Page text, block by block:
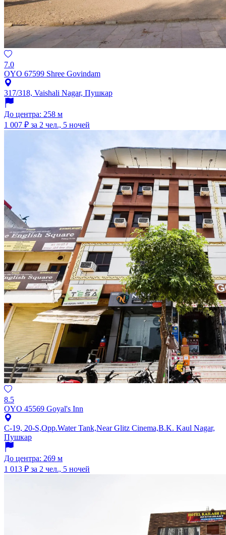
7.0
OYO 67599 Shree Govindam
317/318, Vaishali Nagar, Пушкар
До центра: 258 м
1 007 ₽ за 2 чел., 5 ночей
8.5
OYO 45569 Goyal's Inn
C-19, 20-S,Opp.Water Tank,Near Glitz Cinema,B.K. Kaul Nagar,
Пушкар
До центра: 269 м
1 013 ₽ за 2 чел., 5 ночей